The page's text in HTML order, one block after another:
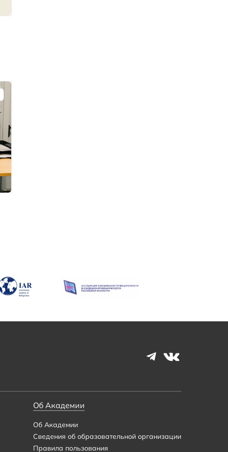
Об Академии
Об Академии
Сведения об образовательной организации
Правила пользования